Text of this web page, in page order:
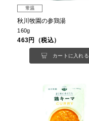
常温
秋川牧園の参鶏湯
160g
463円（税込）
カートに入れる